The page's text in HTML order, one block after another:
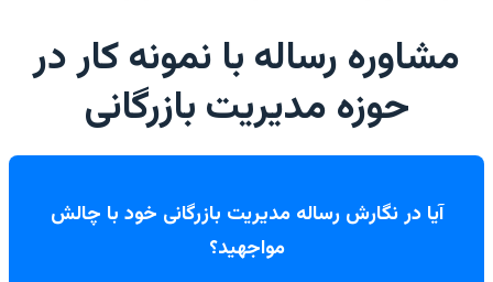
رساله با نمونه کار در
حوزه مدیریت بازرگانی
آیا در نگارش رساله مدیریت بازرگانی خود با چالش
مواجهید؟